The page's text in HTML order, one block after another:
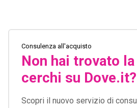
Consulenza all'acquisto
Non hai trovato
cerchi su Dove.it?
Scopri il nuovo servizio di